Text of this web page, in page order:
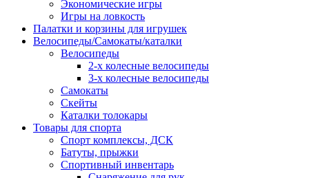
Экономические игры
Игры на ловкость
Палатки и корзины для игрушек
Велосипеды/Самокаты/каталки
Велосипеды
2-х колесные велосипеды
3-х колесные велосипеды
Самокаты
Скейты
Каталки толокары
Товары для спорта
Спорт комплексы, ДСК
Батуты, прыжки
Спортивный инвентарь